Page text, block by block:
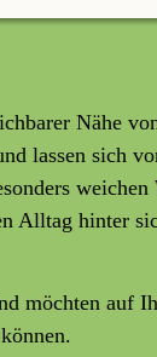
Nähe
lassen sich
Alltag hinter
möchten auf